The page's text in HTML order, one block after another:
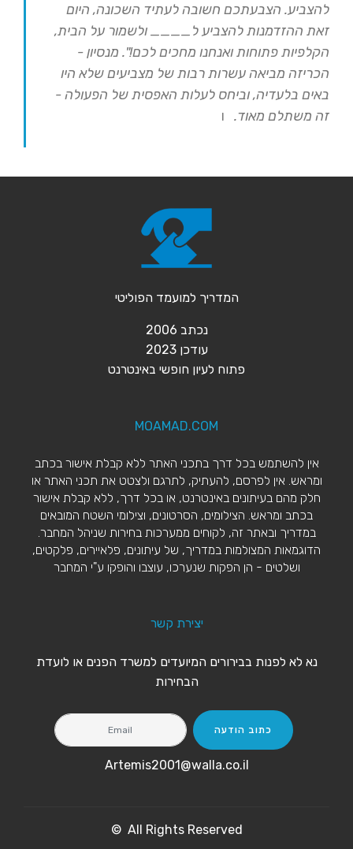
להצביע. הצבעתכם חשובה לעתיד השכונה, היום
זאת ההזדמנות להצביע ל____ ולשמור על הבית,
הקלפיות פתוחות ואנחנו מחכים לכם!". מנסיון -
הכריזה מביאה עשרות רבות של מצביעים שלא היו
באים בלעדיה, וביחס לעלות האפסית של הפעולה -
זה משתלם מאוד.
ו
המדריך למועמד הפוליטי
נכתב 2006
עודכן 2023
פתוח לעיון חופשי באינטרנט
MOAMAD.COM
אין להשתמש בכל דרך בתכני האתר ללא קבלת אישור בכתב
ומראש. אין לפרסם, להעתיק, לתרגם ולצטט את תכני האתר או
חלק מהם בעיתונים באינטרנט, או בכל דרך, ללא קבלת אישור
בכתב ומראש. הצילומים, הסרטונים, וצילומי השטח המובאים
במדריך ובאתר זה, לקוחים ממערכות בחירות שניהל המחבר.
הדוגמאות המצולמות במדריך, של עיתונים, פלאיירים, פלקטים,
ושלטים - הן הפקות שנערכו, עוצבו והופקו ע"י המחבר
יצירת קשר
נא לא לפנות בבירורים המיועדים למשרד הפנים או לועדת
הבחירות
כתוב הודעה
Artemis2001@walla.co.il
© All Rights Reserved